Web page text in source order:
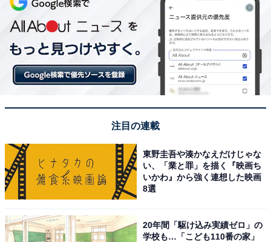
でもその深さゆえに湖面が凍ることはありません。雪化
粧を纏った周囲の山々と、深い青色を湛えた湖面が織り
なすコントラストは、冬にしか見られない神秘的な美し
さです。特に、湖の象徴である「たつこ像」が雪の中に
佇む姿は、静寂に満ちた絶景として多くの観光客の心を
捉えています。東北の厳しい冬の中で、澄み渡る空気と
回答者からは「深いから冬でも凍らないのが、雪とベス
トマッチして、絶景だから」（20代男性／兵庫県）、
「田沢湖周辺は犬連れも散策できると聞いたため。犬と
一緒に行けるから」（20代女性／東京都）、「日本一の
深さを誇るため冬でも凍ることなく、深い藍色の湖面が
注目の連載
東野圭吾や湊かなえだけじゃな
い、「業と罪」を描く『映画ち
いかわ』から強く連想した映画
8選
20年間「駆け込み実績ゼロ」の
学校も…「こども110番の家」